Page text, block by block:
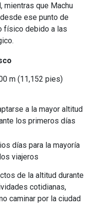
que Machu
ese punto de
físico debido a las
m (11,152 pies)
a la mayor altitud
los primeros días
días para la mayoría
viajeros
de la altitud durante
cotidianas,
caminar por la ciudad